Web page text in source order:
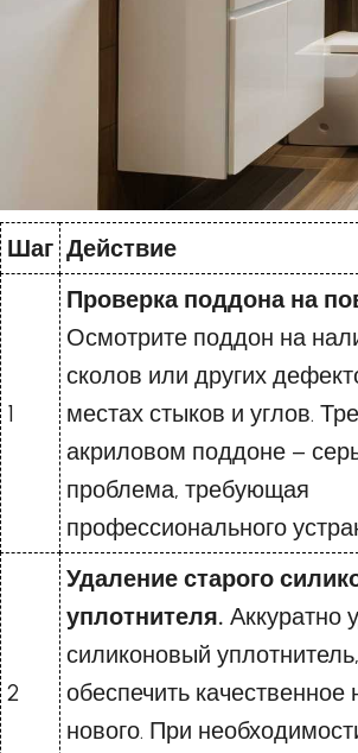
Шаг Действие
1
Проверка поддона на
Осмотрите поддон на
сколов или других
местах стыков и углов.
акриловом поддоне –
проблема, требующая
профессионального
2
Удаление старого
уплотнителя. Аккуратно
силиконовый
обеспечить качественное
нового. При